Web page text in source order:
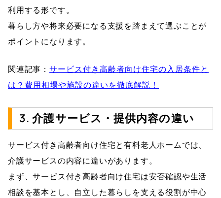
利用する形です。
暮らし方や将来必要になる支援を踏まえて選ぶことが
ポイントになります。
関連記事： サービス付き高齢者向け住宅の入居条件と
は？費用相場や施設の違いを徹底解説！
3. 介護サービス・提供内容の違い
サービス付き高齢者向け住宅と有料老人ホームでは、
介護サービスの内容に違いがあります。
まず、サービス付き高齢者向け住宅は安否確認や生活
相談を基本とし、自立した暮らしを支える役割が中心